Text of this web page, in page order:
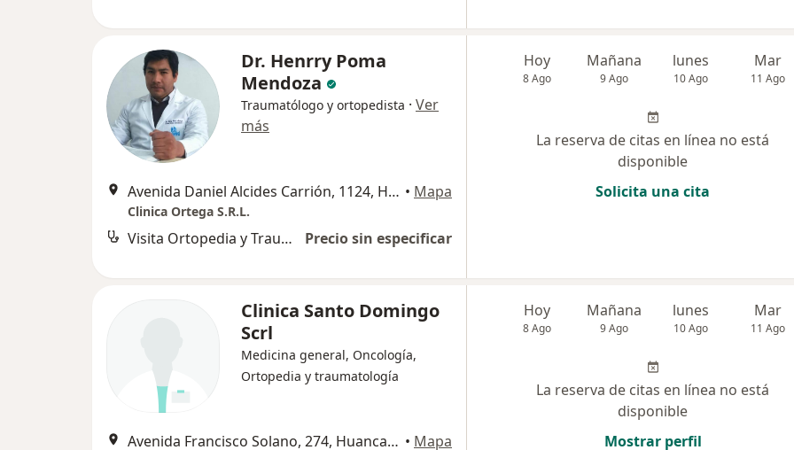
Dr. Henrry Poma
Mendoza
Traumatólogo y ortopedista · Ver
más
Avenida Daniel Alcides Carrión, 1124, Huancayo • Mapa
Clinica Ortega S.R.L.
Visita Ortopedia y Traumatología Precio sin especificar
Hoy
8 Ago
Mañana
9 Ago
lunes
10 Ago
Mar
11 Ago
La reserva de citas en línea no está
disponible
Solicita una cita
Clinica Santo Domingo
Scrl
Medicina general, Oncología,
Ortopedia y traumatología
Avenida Francisco Solano, 274, Huancayo • Mapa
Hoy
8 Ago
Mañana
9 Ago
lunes
10 Ago
Mar
11 Ago
La reserva de citas en línea no está
disponible
Mostrar perfil